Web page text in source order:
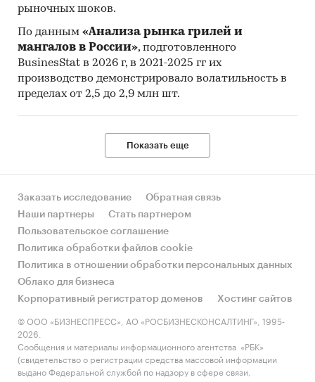
рыночных шоков.
По данным «Анализа рынка грилей и
мангалов в России», подготовленного
BusinesStat в 2026 г, в 2021-2025 гг их
производство демонстрировало волатильность в
пределах от 2,5 до 2,9 млн шт.
Показать еще
Заказать исследование
Обратная связь
Наши партнеры
Стать партнером
Пользовательское соглашение
Политика обработки файлов cookie
Политика в отношении обработки персональных данных
Облако для бизнеса
Корпоративный регистратор доменов
Хостинг сайтов
© ООО «БИЗНЕСПРЕСС», АО «РОСБИЗНЕСКОНСАЛТИНГ», 1995-
2026.
Сообщения и материалы информационного агентства «РБК»
(свидетельство о регистрации средства массовой информации
выдано Федеральной службой по надзору в сфере связи,